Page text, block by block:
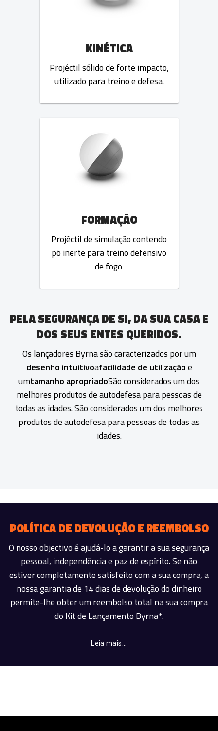
KINÉTICA
Projéctil sólido de forte impacto,
utilizado para treino e defesa.
FORMAÇÃO
Projéctil de simulação contendo
pó inerte para treino defensivo
de fogo.
PELA SEGURANÇA DE SI, DA SUA CASA E
DOS SEUS ENTES QUERIDOS.
Os lançadores Byrna são caracterizados por um
desenho intuitivoafacilidade de utilizaçãoe
umtamanho apropriadoSão considerados um dos
melhores produtos de autodefesa para pessoas de
todas as idades. São considerados um dos melhores
produtos de autodefesa para pessoas de todas as
idades.
POLÍTICA DE DEVOLUÇÃO E REEMBOLSO
O nosso objectivo é ajudá-lo a garantir a sua segurança
pessoal, independência e paz de espírito. Se não
estiver completamente satisfeito com a sua compra, a
nossa garantia de 14 dias de devolução do dinheiro
permite-lhe obter um reembolso total na sua compra
do Kit de Lançamento Byrna*.
Leia mais...